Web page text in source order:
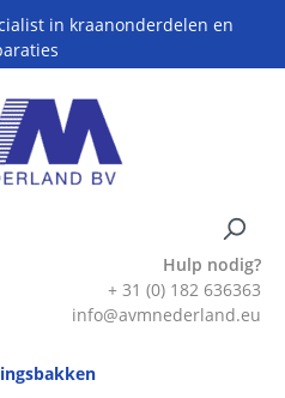
in kraanonderdelen en
Hulp nodig?
+ 31 (0) 182 636363
info@avmnederland.eu